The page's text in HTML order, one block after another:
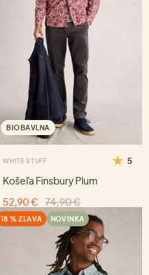
BIOBAVLNA
WHITE STUFF 5
Košeľa Finsbury Plum
52,90 €
74,90 €
18 % ZĽAVA NOVINKA